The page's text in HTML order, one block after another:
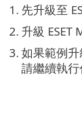
1. 先升級至
2. 升級 ESET
3. 如果範例
請繼續執行